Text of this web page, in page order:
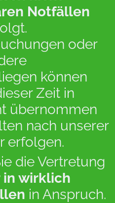
Notfällen
oder
können
Zeit in
übernommen
nach unserer
erfolgen.
die Vertretung
in wirklich
in Anspruch.